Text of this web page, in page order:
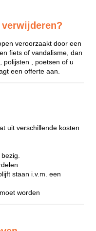
veroorzaakt door een
fiets of vandalisme, dan
polijsten , poetsen of u
een offerte aan.
uit verschillende kosten
staan i.v.m. een
worden